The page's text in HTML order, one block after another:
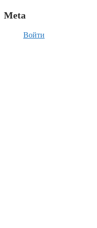
Meta
Войти